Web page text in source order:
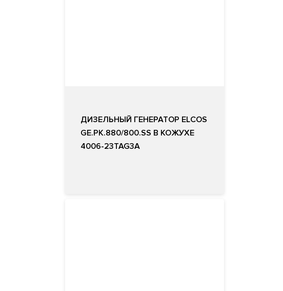
ДИЗЕЛЬНЫЙ ГЕНЕРАТОР ELCOS
GE.PK.880/800.SS В КОЖУХЕ
4006-23TAG3A